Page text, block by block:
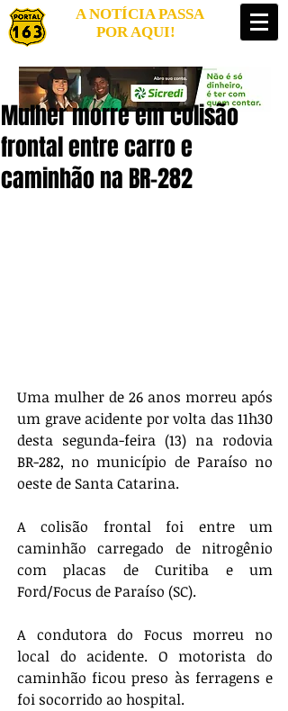
A NOTÍCIA PASSA
POR AQUI!
Mulher morre em colisão
frontal entre carro e
caminhão na BR-282
Uma mulher de 26 anos morreu após
um grave acidente por volta das 11h30
desta segunda-feira (13) na rodovia
BR-282, no município de Paraíso no
oeste de Santa Catarina.
A colisão frontal foi entre um
caminhão carregado de nitrogênio
com placas de Curitiba e um
Ford/Focus de Paraíso (SC).
A condutora do Focus morreu no
local do acidente. O motorista do
caminhão ficou preso às ferragens e
foi socorrido ao hospital.